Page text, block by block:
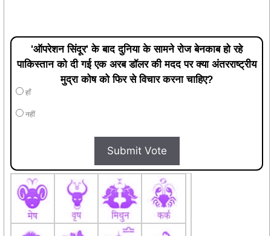
'ऑपरेशन सिंदूर' के बाद दुनिया के सामने रोज बेनकाब हो रहे
पाकिस्तान को दी गई एक अरब डॉलर की मदद पर क्या अंतरराष्ट्रीय
मुद्रा कोष को फिर से विचार करना चाहिए?
हाँ
नहीं
Submit Vote